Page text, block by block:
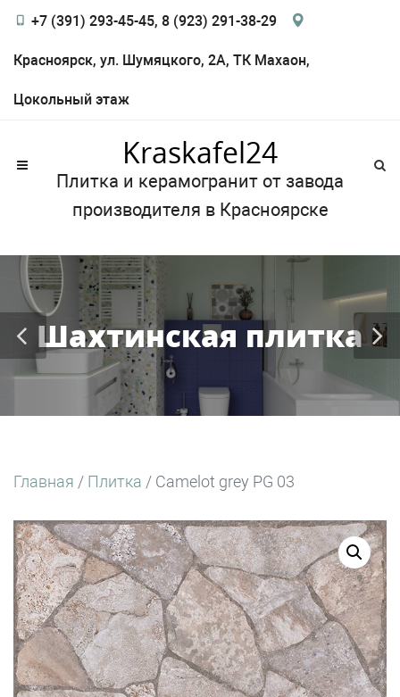
+7 (391) 293-45-45, 8 (923) 291-38-29
Красноярск, ул. Шумяцкого, 2А, ТК Махаон,
Цокольный этаж
Kraskafel24
Плитка и керамогранит от завода
производителя в Красноярске
Шахтинская плитка
Главная / Плитка / Camelot grey PG 03